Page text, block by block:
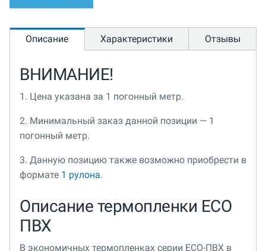
Описание Характеристики Отзывы
ВНИМАНИЕ!
1. Цена указана за 1 погонный метр.
2. Минимальный заказ данной позиции — 1
погонный метр.
3. Данную позицию также возможно приобрести в
формате 1 рулона.
Описание термопленки ECO
ПВХ
В экономичных термопленках серии ECO-ПВХ в